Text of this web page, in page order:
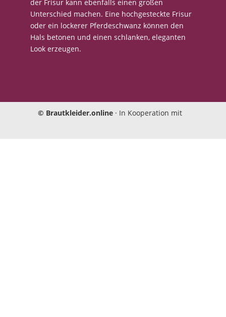
der Frisur kann ebenfalls einen großen
Unterschied machen. Eine hochgesteckte Frisur
oder ein lockerer Pferdeschwanz können den
Hals betonen und einen schlanken, eleganten
Look erzeugen.
© Brautkleider.online · In Kooperation mit
Einwilligungen bearbeiten